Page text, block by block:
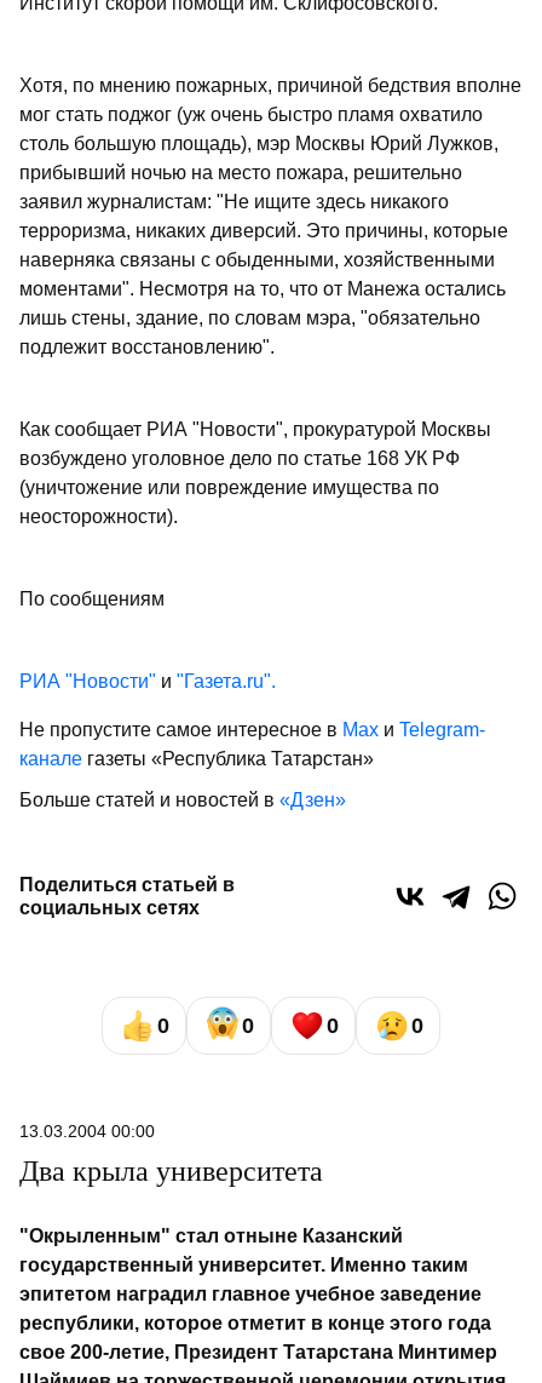
Хотя, по мнению пожарных, причиной бедствия вполне
мог стать поджог (уж очень быстро пламя охватило
столь большую площадь), мэр Москвы Юрий Лужков,
прибывший ночью на место пожара, решительно
заявил журналистам: "Не ищите здесь никакого
терроризма, никаких диверсий. Это причины, которые
наверняка связаны с обыденными, хозяйственными
моментами". Несмотря на то, что от Манежа остались
лишь стены, здание, по словам мэра, "обязательно
подлежит восстановлению".
Как сообщает РИА "Новости", прокуратурой Москвы
возбуждено уголовное дело по статье 168 УК РФ
(уничтожение или повреждение имущества по
неосторожности).
По сообщениям
РИА "Новости" и "Газета.ru".
Не пропустите самое интересное в Max и Telegram-
канале газеты «Республика Татарстан»
Больше статей и новостей в «Дзен»
Поделиться статьей в
социальных сетях
0 0 0 0
13.03.2004 00:00
Два крыла университета
"Окрыленным" стал отныне Казанский
государственный университет. Именно таким
эпитетом наградил главное учебное заведение
республики, которое отметит в конце этого года
свое 200-летие, Президент Татарстана Минтимер